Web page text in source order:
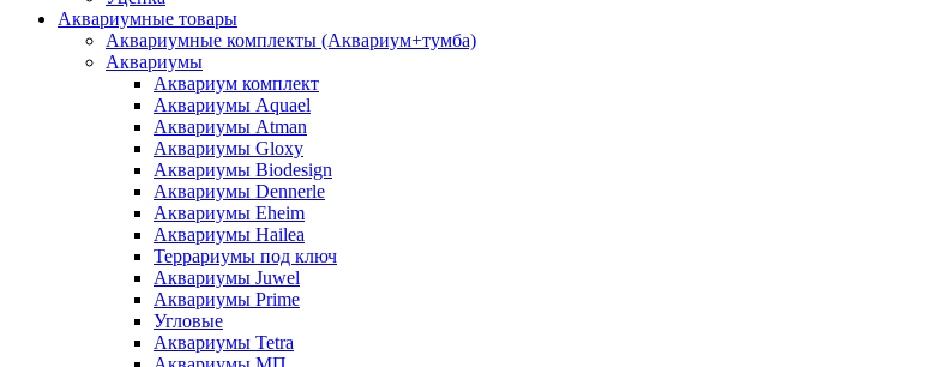
Аквариумные товары
Аквариумные комплекты (Аквариум+тумба)
Аквариумы
Аквариум комплект
Аквариумы Aquael
Аквариумы Atman
Аквариумы Gloxy
Аквариумы Biodesign
Аквариумы Dennerle
Аквариумы Eheim
Аквариумы Hailea
Террариумы под ключ
Аквариумы Juwel
Аквариумы Prime
Угловые
Аквариумы Tetra